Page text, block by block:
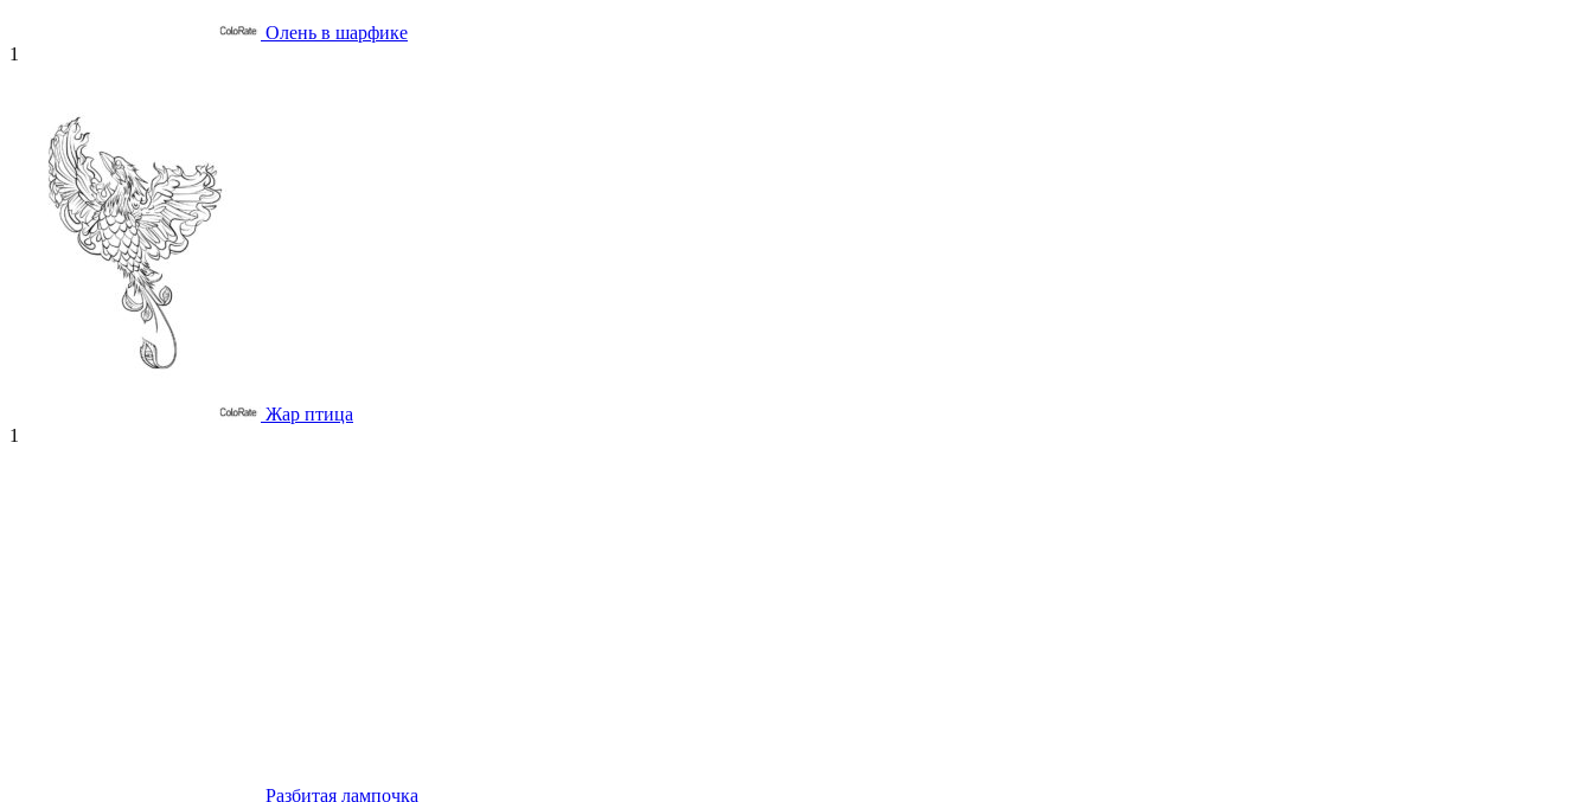
Олень в шарфике
1
Жар птица
1
Разбитая лампочка